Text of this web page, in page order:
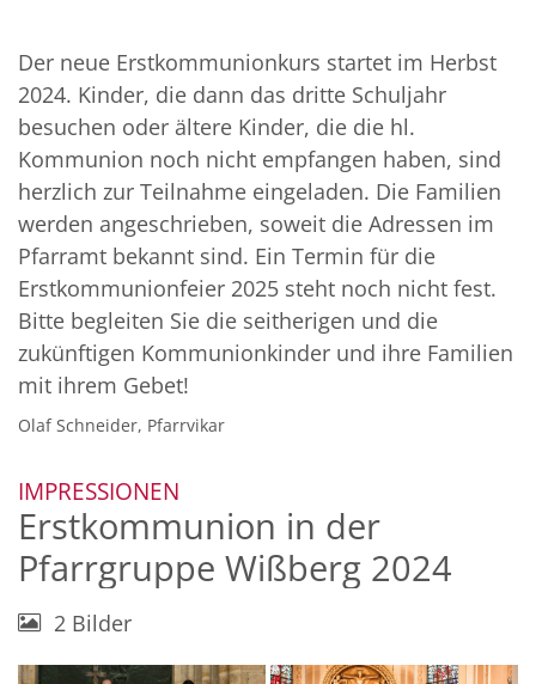
Der neue Erstkommunionkurs startet im Herbst
2024. Kinder, die dann das dritte Schuljahr
besuchen oder ältere Kinder, die die hl.
Kommunion noch nicht empfangen haben, sind
herzlich zur Teilnahme eingeladen. Die Familien
werden angeschrieben, soweit die Adressen im
Pfarramt bekannt sind. Ein Termin für die
Erstkommunionfeier 2025 steht noch nicht fest.
Bitte begleiten Sie die seitherigen und die
zukünftigen Kommunionkinder und ihre Familien
mit ihrem Gebet!
Olaf Schneider, Pfarrvikar
IMPRESSIONEN
Erstkommunion in der
Pfarrgruppe Wißberg 2024
2 Bilder